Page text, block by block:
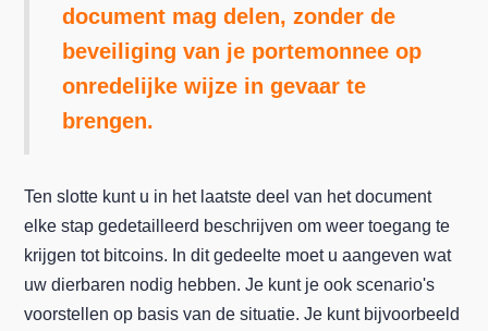
document mag delen, zonder de
beveiliging van je portemonnee op
onredelijke wijze in gevaar te
brengen.
Ten slotte kunt u in het laatste deel van het document
elke stap gedetailleerd beschrijven om weer toegang te
krijgen tot bitcoins. In dit gedeelte moet u aangeven wat
uw dierbaren nodig hebben. Je kunt je ook scenario's
voorstellen op basis van de situatie. Je kunt bijvoorbeeld